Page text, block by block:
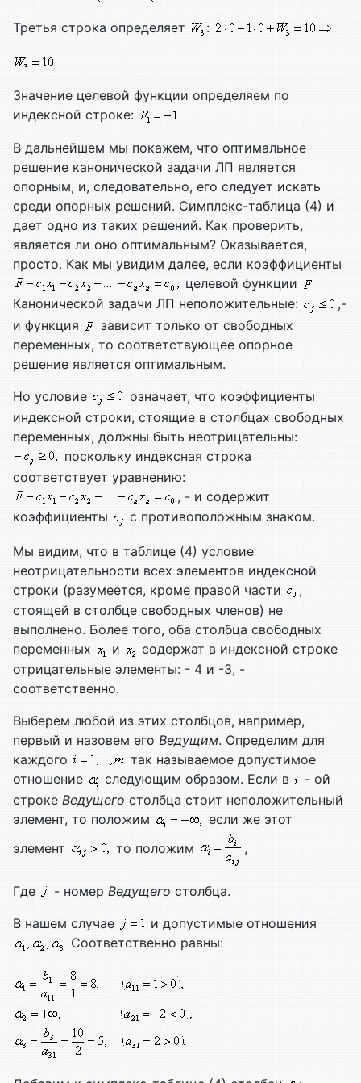
Третья строка определяет :
Значение целевой функции определяем по
индексной строке:
В дальнейшем мы покажем, что оптимальное
решение канонической задачи ЛП является
опорным, и, следовательно, его следует искать
среди опорных решений. Симплекс-таблица (4) и
дает одно из таких решений. Как проверить,
является ли оно оптимальным? Оказывается,
просто. Как мы увидим далее, если коэффициенты
целевой функции
Канонической задачи ЛП неположительные:
,-
и функция
зависит только от свободных
переменных, то соответствующее опорное
решение является оптимальным.
Но условие
означает, что коэффициенты
индексной строки, стоящие в столбцах свободных
переменных, должны быть неотрицательны:
поскольку индексная строка
соответствует уравнению:
, - и содержит
коэффициенты
с противоположным знаком.
Мы видим, что в таблице (4) условие
неотрицательности всех элементов индексной
строки (разумеется, кроме правой части
,
стоящей в столбце свободных членов) не
выполнено. Более того, оба столбца свободных
переменных
и
содержат в индексной строке
отрицательные элементы: - 4 и -3, -
соответственно.
Выберем любой из этих столбцов, например,
первый и назовем его Ведущим. Определим для
каждого
так называемое допустимое
отношение
следующим образом. Если в
- ой
строке Ведущего столбца стоит неположительный
элемент, то положим
если же этот
элемент
то положим ,
Где - номер Ведущего столбца.
В нашем случае
и допустимые отношения
Соответственно равны: